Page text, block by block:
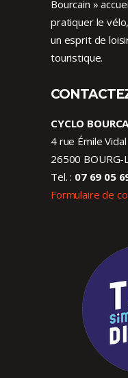
Bourcain »
pratiquer le
un esprit de
touristique.
CYCLO
4 rue Émile Vidal
26500 BOURG-
Tel. : 07 69 05
Formulaire de